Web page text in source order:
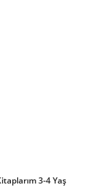
3-4 Yaş